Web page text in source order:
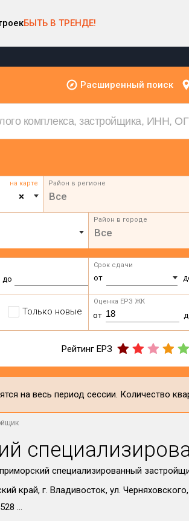
БЫТЬ В ТРЕНДЕ!
Расширенный поиск
на карте
×
Район в регионе
Все
Район в городе
Все
до
Срок сдачи
от
Только новые
Оценка ЕРЗ ЖК
от
Рейтинг ЕРЗ
на весь период сессии. Количество
специализированный
край, г. Владивосток, ул.
...